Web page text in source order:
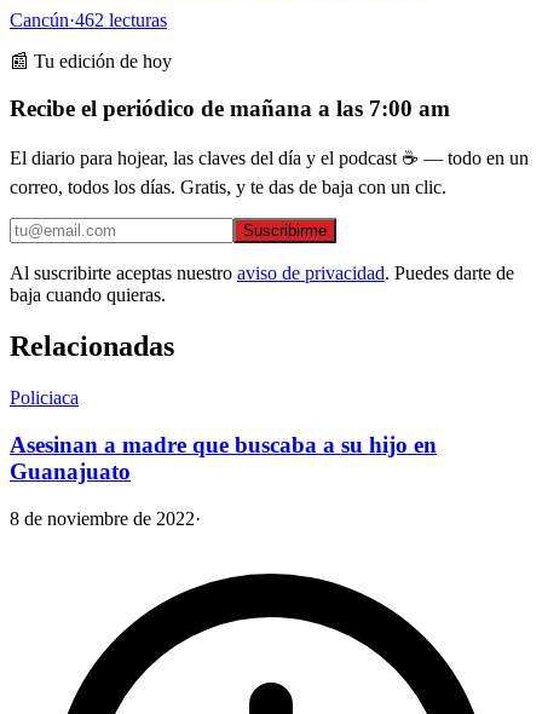
Cancún·462 lecturas
📰 Tu edición de hoy
Recibe el periódico de mañana a las 7:00 am
El diario para hojear, las claves del día y el podcast ☕ — todo en un
correo, todos los días. Gratis, y te das de baja con un clic.
Suscribirme
Al suscribirte aceptas nuestro aviso de privacidad. Puedes darte de
baja cuando quieras.
Relacionadas
Policiaca
Asesinan a madre que buscaba a su hijo en
Guanajuato
8 de noviembre de 2022·